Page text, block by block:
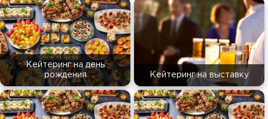
Кейтеринг на день
рождения
Кейтеринг на выставку